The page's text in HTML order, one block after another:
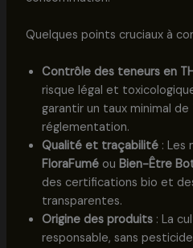
Quelques points cruciaux à
Contrôle des teneurs en
risque légal et
garantir un taux minimal
réglementation.
Qualité et traçabilité: Les
FloraFuméou Bien-Être
des certifications bio et
transparentes.
Origine des produits: La
responsable, sans